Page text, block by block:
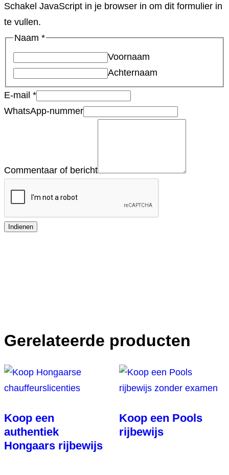
Schakel JavaScript in je browser in om dit formulier in
te vullen.
Naam *
Voornaam
Achternaam
E-mail *
WhatsApp-nummer
Commentaar of bericht
Indienen
Gerelateerde producten
Koop een
authentiek
Hongaars rijbewijs
Koop een Pools
rijbewijs